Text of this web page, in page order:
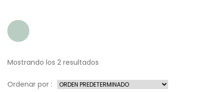
Mostrando los 2 resultados
Ordenar por :